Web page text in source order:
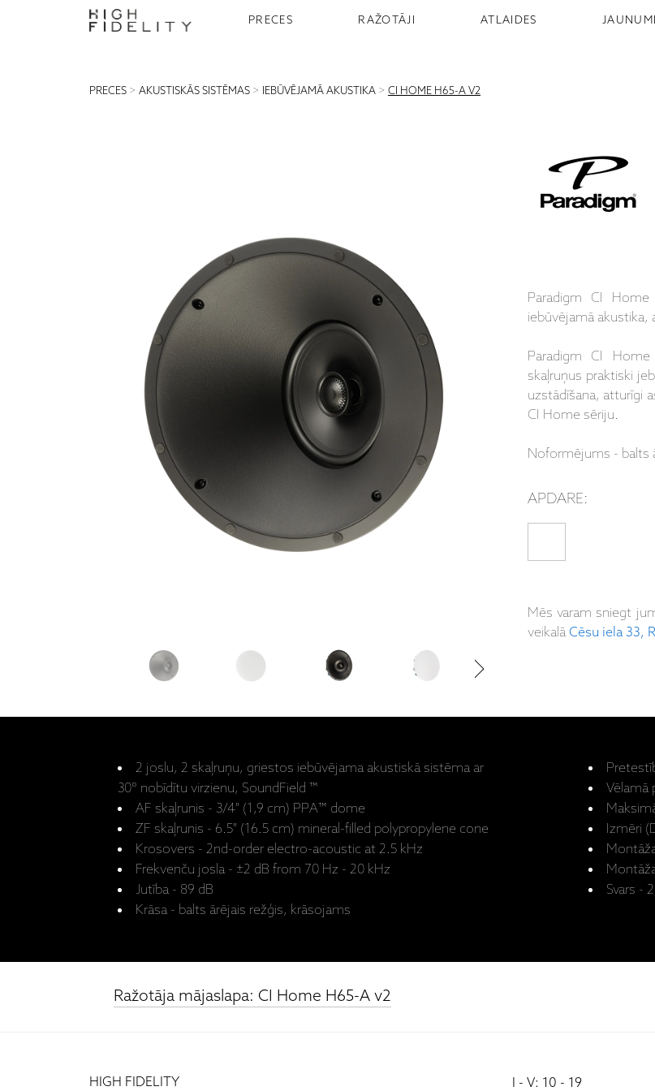
PRECES RAŽOTĀJI ATLAIDES JAUNUMI
PRECES > AKUSTISKĀS SISTĒMAS > IEBŪVĒJAMĀ AKUSTIKA > CI HOME H65-A V2
Paradigm CI
iebūvējamā akustika,
Paradigm CI
skaļruņus praktiski
uzstādīšana, atturīgi
CI Home sēriju.
Noformējums - balts
APDARE:
Mēs varam sniegt
veikalāCēsu iela 33,
2 joslu, 2 skaļruņu, griestos iebūvējama akustiskā sistēma ar
30° nobīdītu virzienu, SoundField ™
AF skaļrunis - 3/4" (1,9 cm) PPA™ dome
ZF skaļrunis - 6.5" (16.5 cm) mineral-filled polypropylene cone
Krosovers - 2nd-order electro-acoustic at 2.5 kHz
Frekvenču josla - ±2 dB from 70 Hz - 20 kHz
Jutība - 89 dB
Krāsa - balts ārējais režģis, krāsojams
Vēlamā
Izmēri
Svars -
Ražotāja mājaslapa: CI Home H65-A v2
HIGH FIDELITY I - V: 10 - 19